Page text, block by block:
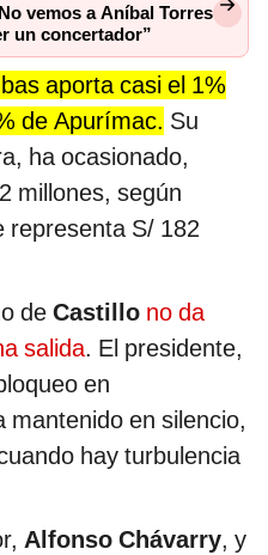
vemos a Aníbal Torres
un concertador”
aporta casi el 1%
de Apurímac. Su
ha ocasionado,
millones, según
representa S/ 182
de Castillo no da
salida. El presidente,
en
mantenido en silencio,
hay turbulencia
Alfonso Chávarry, y